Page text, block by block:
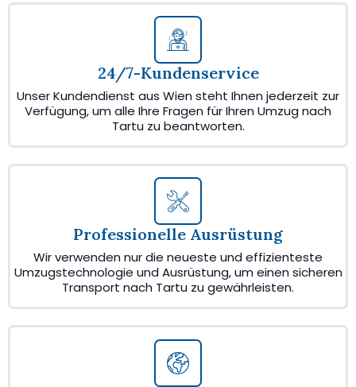
24/7-Kundenservice
Unser Kundendienst aus Wien steht Ihnen jederzeit zur
Verfügung, um alle Ihre Fragen für Ihren Umzug nach
Tartu zu beantworten.
Professionelle Ausrüstung
Wir verwenden nur die neueste und effizienteste
Umzugstechnologie und Ausrüstung, um einen sicheren
Transport nach Tartu zu gewährleisten.